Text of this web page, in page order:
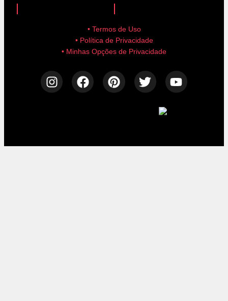
• Termos de Uso
• Política de Privacidade
• Minhas Opções de Privacidade